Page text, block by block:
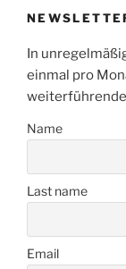
In
einmal pro
weiterführende
Name
Last name
Email